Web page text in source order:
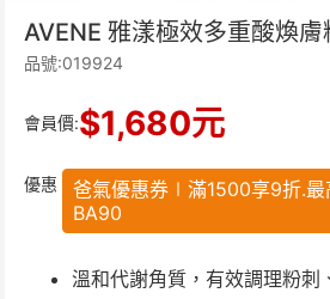
AVENE 雅漾極效多重酸煥
品號:019924
會員價:$1,680元
優惠
爸氣優惠券∣滿1500享9折.最
BA90
溫和代謝角質，有效調理粉刺